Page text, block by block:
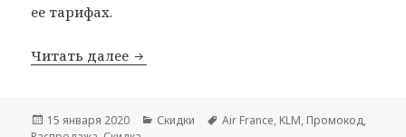
ее тарифах.
Читать далее Распродажа Air France/KLM
Опубликовано
15 января 2020 Рубрики
Скидки Метки
Air France, KLM, Промокод,